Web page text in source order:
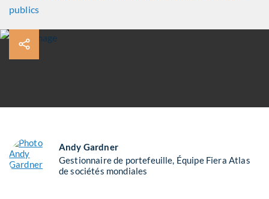
publics
Andy Gardner
Gestionnaire de portefeuille, Équipe Fiera Atlas
de sociétés mondiales